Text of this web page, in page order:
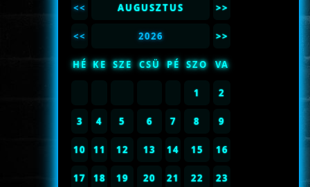
<< AUGUSZTUS >>
<< 2026 >>
HÉ KE SZE CSÜ PÉ SZO VA
1 2
3 4 5 6 7 8 9
10 11 12 13 14 15 16
17 18 19 20 21 22 23